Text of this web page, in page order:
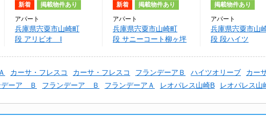
新着 掲載物件あり
アパート
兵庫県宍粟市山崎町
段 アリビオ I
新着 掲載物件あり
アパート
兵庫県宍粟市山崎町
段 サニーコート柳ヶ坪
掲載物件あり
アパート
兵庫県宍粟市山
段 段ハイツ
カーサ・フレスコ カーサ・フレスコ フランデーアＢ ハイツオリーブ カー
デーア Ｂ フランデーア Ｂ フランデーアＡ レオパレス山崎B レオパレス山